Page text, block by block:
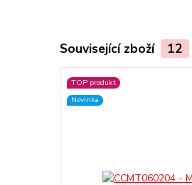
Související zboží 12
TOP produkt
Novinka